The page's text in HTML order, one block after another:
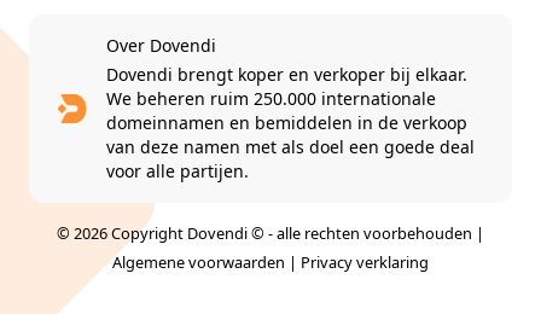
Over Dovendi
Dovendi brengt koper en verkoper bij elkaar.
We beheren ruim 250.000 internationale
domeinnamen en bemiddelen in de verkoop
van deze namen met als doel een goede deal
voor alle partijen.
© 2026 Copyright Dovendi © - alle rechten voorbehouden |
Algemene voorwaarden | Privacy verklaring